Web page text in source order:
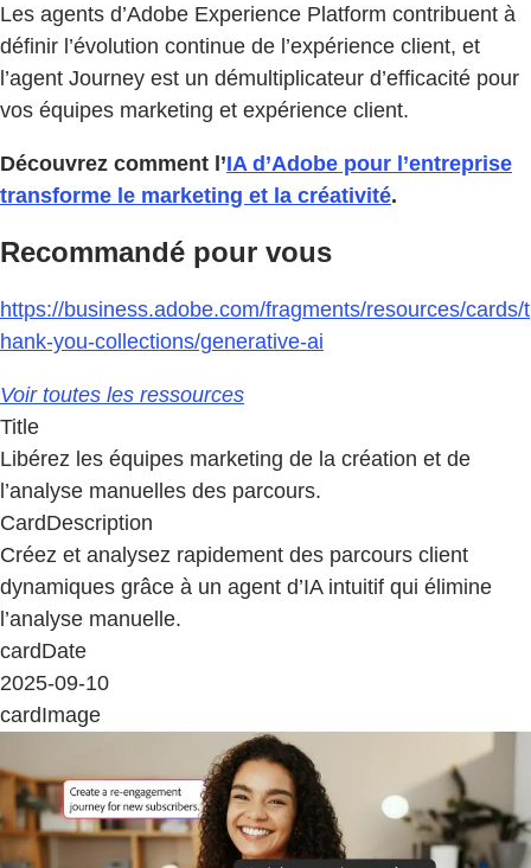
Les agents d’Adobe Experience Platform contribuent à
définir l’évolution continue de l’expérience client, et
l’agent Journey est un démultiplicateur d’efficacité pour
vos équipes marketing et expérience client.
Découvrez comment l’IA d’Adobe pour l’entreprise
transforme le marketing et la créativité.
Recommandé pour vous
https://business.adobe.com/fragments/resources/cards/t
hank-you-collections/generative-ai
Voir toutes les ressources
Title
Libérez les équipes marketing de la création et de
l’analyse manuelles des parcours.
CardDescription
Créez et analysez rapidement des parcours client
dynamiques grâce à un agent d’IA intuitif qui élimine
l’analyse manuelle.
cardDate
2025-09-10
cardImage